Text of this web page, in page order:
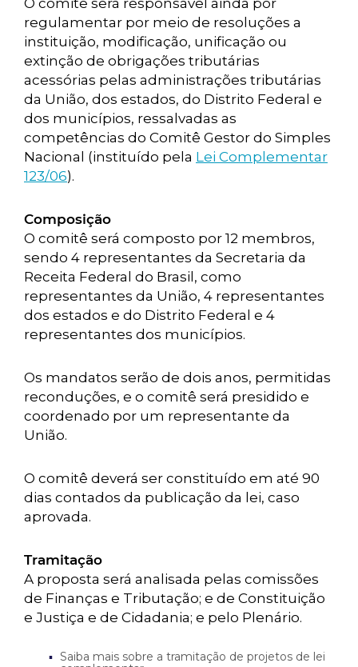
O comitê será responsável ainda por
regulamentar por meio de resoluções a
instituição, modificação, unificação ou
extinção de obrigações tributárias
acessórias pelas administrações tributárias
da União, dos estados, do Distrito Federal e
dos municípios, ressalvadas as
competências do Comitê Gestor do Simples
Nacional (instituído pela Lei Complementar
123/06).
Composição
O comitê será composto por 12 membros,
sendo 4 representantes da Secretaria da
Receita Federal do Brasil, como
representantes da União, 4 representantes
dos estados e do Distrito Federal e 4
representantes dos municípios.
Os mandatos serão de dois anos, permitidas
reconduções, e o comitê será presidido e
coordenado por um representante da
União.
O comitê deverá ser constituído em até 90
dias contados da publicação da lei, caso
aprovada.
Tramitação
A proposta será analisada pelas comissões
de Finanças e Tributação; e de Constituição
e Justiça e de Cidadania; e pelo Plenário.
Saiba mais sobre a tramitação de projetos de lei